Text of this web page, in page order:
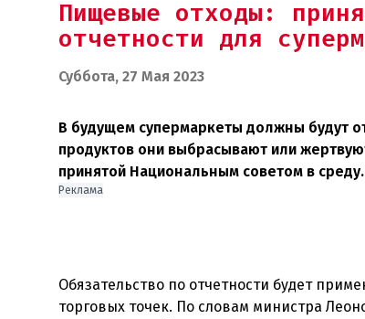
Пищевые отходы:
отчетности для
Суббота, 27 Мая 2023
В будущем супермаркеты должны будут
продуктов они выбрасывают или
принятой Национальным советом в среду.
Реклама
Обязательство по отчетности будет
торговых точек. По словам министра